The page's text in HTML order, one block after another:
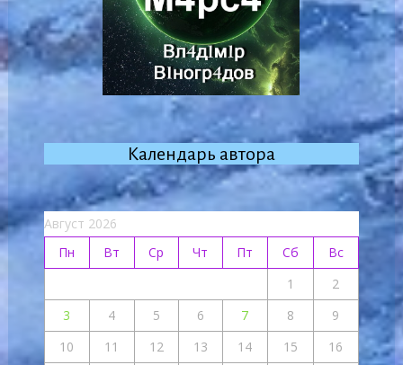
Календарь автора
Август 2026
Пн
Вт Ср Чт Пт Сб
Вс
1
2
3
4 5 6 7 8
9
10
11 12 13 14 15 16